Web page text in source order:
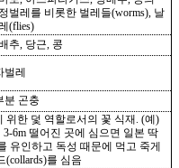
벌레를 비롯한 벌레들(worms), 날
(flies)
추 당근 콩
벌레
분 곤충
위한 덫 역할로서의 꽃 식재 . (예)
3-6m 떨어진 곳에 심으면 일본 딱
유인하고 독성 때문에 먹고 죽게
(collards)를 심음